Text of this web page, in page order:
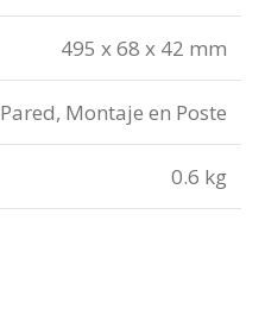
495 x 68 x 42 mm
Pared, Montaje en Poste
0.6 kg